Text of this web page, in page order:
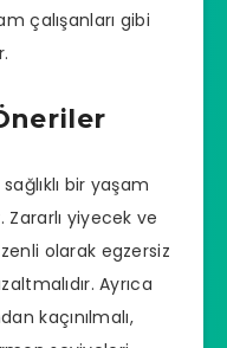
çalışanları gibi
bir yaşam
yiyecek ve
olarak egzersiz
Ayrıca
kaçınılmalı,